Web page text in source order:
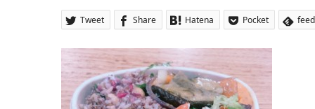
Tweet Share Hatena Pocket